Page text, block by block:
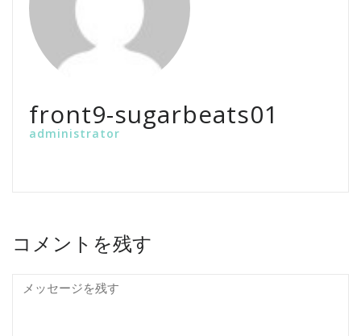
front9-sugarbeats01
administrator
コメントを残す